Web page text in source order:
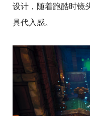
设计，随着跑酷时镜
具代入感。